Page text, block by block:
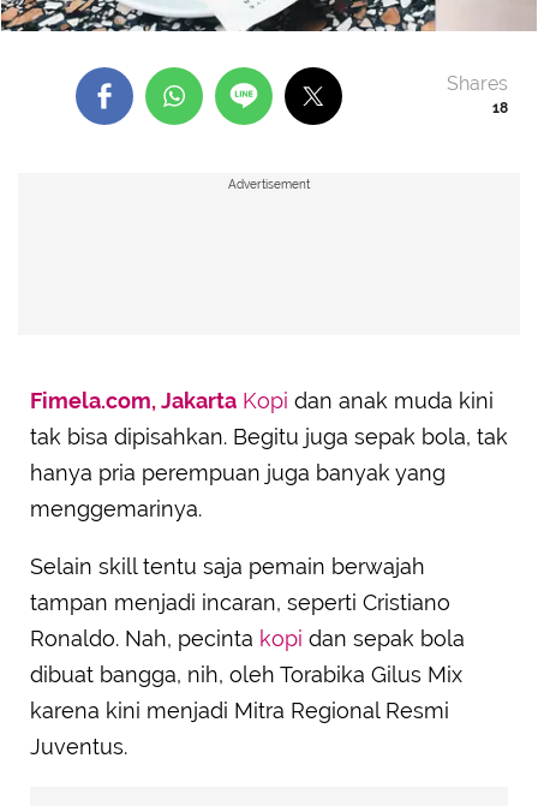
18
Shares
Advertisement
Fimela.com, Jakarta Kopi dan anak muda kini
tak bisa dipisahkan. Begitu juga sepak bola, tak
hanya pria perempuan juga banyak yang
menggemarinya.
Selain skill tentu saja pemain berwajah
tampan menjadi incaran, seperti Cristiano
Ronaldo. Nah, pecinta kopi dan sepak bola
dibuat bangga, nih, oleh Torabika Gilus Mix
karena kini menjadi Mitra Regional Resmi
Juventus.